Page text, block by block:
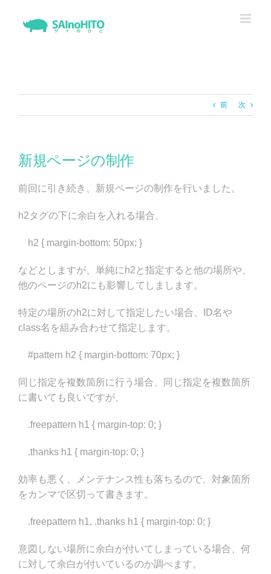
前 次
新規ページの制作
前回に引き続き、新規ページの制作を行いました。
h2タグの下に余白を入れる場合、
h2 { margin-bottom: 50px; }
などとしますが、単純にh2と指定すると他の場所や、
他のページのh2にも影響してしまします。
特定の場所のh2に対して指定したい場合、ID名や
class名を組み合わせて指定します。
#pattern h2 { margin-bottom: 70px; }
同じ指定を複数箇所に行う場合、同じ指定を複数箇所
に書いても良いですが、
.freepattern h1 { margin-top: 0; }
.thanks h1 { margin-top: 0; }
効率も悪く、メンテナンス性も落ちるので、対象箇所
をカンマで区切って書きます。
.freepattern h1, .thanks h1 { margin-top: 0; }
意図しない場所に余白が付いてしまっている場合、何
に対して余白が付いているのか調べます。